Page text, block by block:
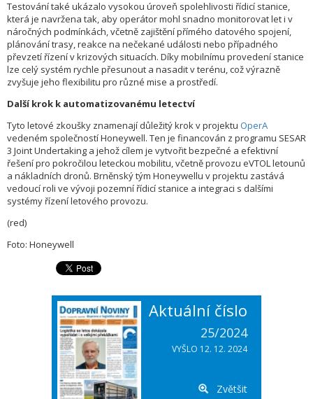
Testování také ukázalo vysokou úroveň spolehlivosti řídicí stanice,
která je navržena tak, aby operátor mohl snadno monitorovat let i v
náročných podmínkách, včetně zajištění přímého datového spojení,
plánování trasy, reakce na nečekané události nebo případného
převzetí řízení v krizových situacích. Díky mobilnímu provedení stanice
lze celý systém rychle přesunout a nasadit v terénu, což výrazně
zvyšuje jeho flexibilitu pro různé mise a prostředí.
Další krok k automatizovanému letectví
Tyto letové zkoušky znamenají důležitý krok v projektu OperA
vedeném společností Honeywell. Ten je financován z programu SESAR
3 Joint Undertaking a jehož cílem je vytvořit bezpečné a efektivní
řešení pro pokročilou leteckou mobilitu, včetně provozu eVTOL letounů
a nákladních dronů. Brněnský tým Honeywellu v projektu zastává
vedoucí roli ve vývoji pozemní řídicí stanice a integraci s dalšími
systémy řízení letového provozu.
(red)
Foto: Honeywell
Aktuální číslo
25/2024
VYŠLO 12. 12. 2024
Zvětšit